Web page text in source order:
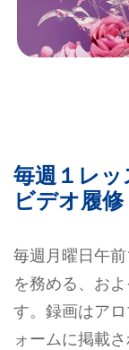
毎週１レ
ビデオ履修
毎週月曜日午
を務める、お
す。録画はア
ォームに掲載